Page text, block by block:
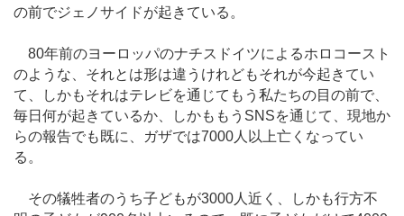
の前でジェノサイドが起きている。
80年前のヨーロッパのナチスドイツによるホロコースト
のような、それとは形は違うけれどもそれが今起きてい
て、しかもそれはテレビを通じてもう私たちの目の前で、
毎日何が起きているか、しかももうSNSを通じて、現地か
らの報告でも既に、ガザでは7000人以上亡くなってい
る。
その犠牲者のうち子どもが3000人近く、しかも行方不